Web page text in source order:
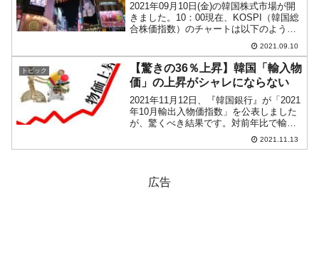
2021年09月10日(金)の韓国株式市場が開
きました。10：00現在、KOSPI（韓国総
合株価指数）のチャートは以下のように
『Investing.com』より引用）。上げて始
まったのですが、現在は下落。KOSPI
は...
2021.09.10
トピック
【驚きの36％上昇】韓国「輸入物
価」の上昇がシャレにならない
2021年11月12日、『韓国銀行』が「2021
年10月輸出入物価指数」を公表しました
が、驚くべき結果です。対前年比で輸入
物価は「35.8％」も上がった！以下をご
覧ください。輸出物価：前月比1.6％上昇
2021.11.13
広告